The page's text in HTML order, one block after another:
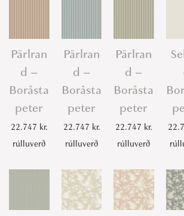
Pärlran
d –
Boråsta
peter
22.747 kr.
rúlluverð
Pärlran
d –
Boråsta
peter
22.747 kr.
rúlluverð
Pärlran
d –
Boråsta
peter
22.747 kr.
rúlluverð